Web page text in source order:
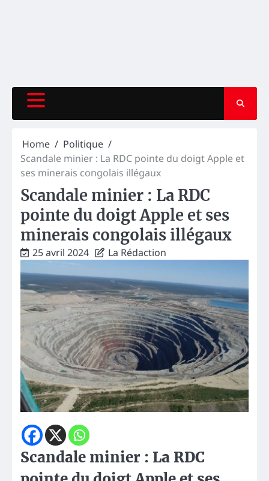
Home
Politique
Scandale minier : La RDC pointe du doigt Apple et
ses minerais congolais illégaux
Scandale minier : La RDC
pointe du doigt Apple et ses
minerais congolais illégaux
25 avril 2024 La Rédaction
Scandale minier : La RDC